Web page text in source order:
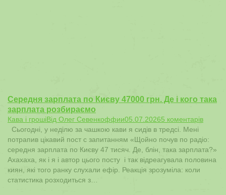
Середня зарплата по Києву 47000 грн. Де і кого така
зарплата розбираємо
Кава і грошіВід Олег Севенкоффии05.07.20265 коментарів
Сьогодні, у неділю за чашкою кави я сидів в тредсі. Мені
потрапив цікавий пост с запитанням «Щойно почув по радіо:
середня зарплата по Києву 47 тисяч. Де, блін, така зарплата?»
Ахахаха, як і я і автор цього посту і так відреагувала половина
киян, які того ранку слухали ефір. Реакція зрозуміла: коли
статистика розходиться з…